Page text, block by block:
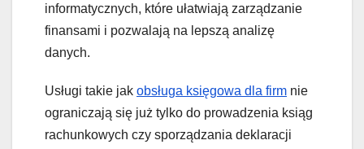
informatycznych, które ułatwiają zarządzanie
finansami i pozwalają na lepszą analizę
danych.
Usługi takie jak obsługa księgowa dla firm nie
ograniczają się już tylko do prowadzenia ksiąg
rachunkowych czy sporządzania deklaracji